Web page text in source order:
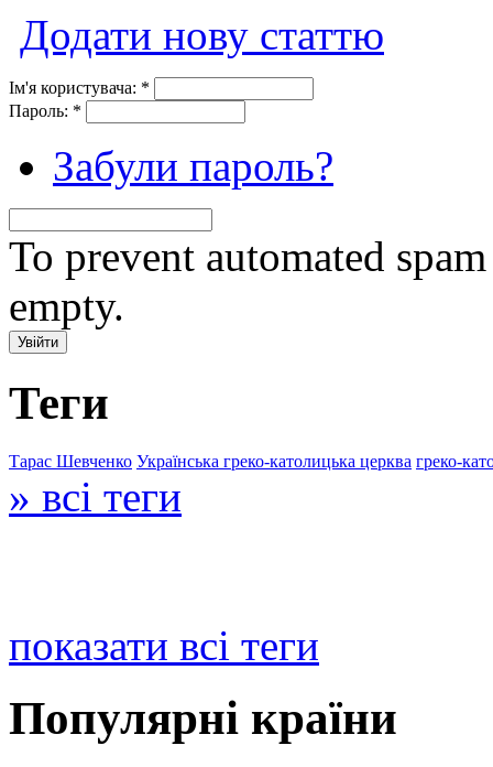
Додати нову статтю
Ім'я користувача: *
Пароль: *
Забули пароль?
To prevent automated
empty.
Теги
Тарас Шевченко Українська греко-католицька церква греко-
» всі теги
показати всі теги
Популярні країни